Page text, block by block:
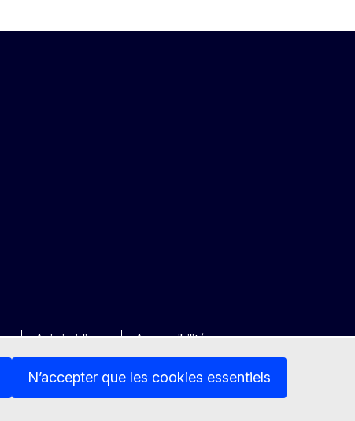
N’accepter que les cookies essentiels
Avis juridique Accessibilité